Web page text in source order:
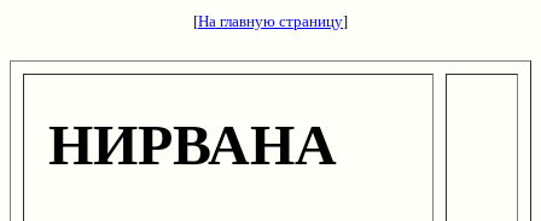
[На главную страницу]
НИРВАНА